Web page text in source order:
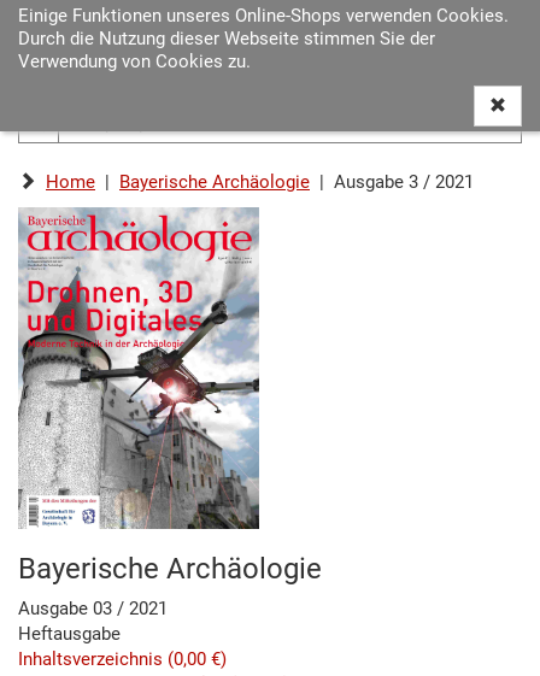
Einige Funktionen unseres Online-Shops verwenden Cookies.
Durch die Nutzung dieser Webseite stimmen Sie der
Verwendung von Cookies zu.
Home | Bayerische Archäologie | Ausgabe 3 / 2021
Bayerische Archäologie
Ausgabe 03 / 2021
Heftausgabe
Inhaltsverzeichnis (0,00 €)